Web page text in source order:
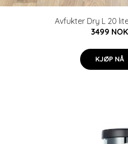
Avfukter Dry L 20
3499 NOK
KJØP NÅ